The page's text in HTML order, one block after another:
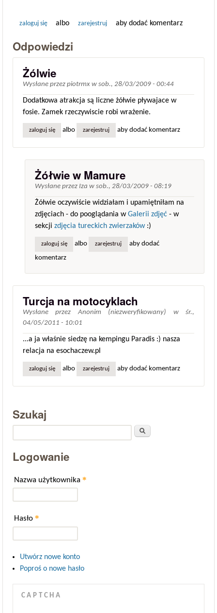
zaloguj się albo zarejestruj aby dodać komentarz
Odpowiedzi
Żólwie
Wysłane przez piotrmx w sob., 28/03/2009 - 00:44
Dodatkowa atrakcja są liczne żółwie pływajace w
fosie. Zamek rzeczywiscie robi wrażenie.
zaloguj się albo zarejestruj aby dodać komentarz
Żółwie w Mamure
Wysłane przez Iza w sob., 28/03/2009 - 08:19
Żółwie oczywiście widziałam i upamiętniłam na
zdjęciach - do pooglądania wGalerii zdjęć - w
sekcji zdjęcia tureckich zwierzaków:)
zaloguj się albo zarejestruj
aby dodać
komentarz
Turcja na motocyklach
Wysłane przezAnonim (niezweryfikowany) wśr.,
04/05/2011 - 10:01
...a ja właśnie siedzę na kempingu Paradis :) nasza
relacja na esochaczew.pl
zaloguj się albo zarejestruj aby dodać komentarz
Szukaj
Logowanie
Nazwa użytkownika *
Hasło *
Utwórz nowe konto
Poproś o nowe hasło
CAPTCHA